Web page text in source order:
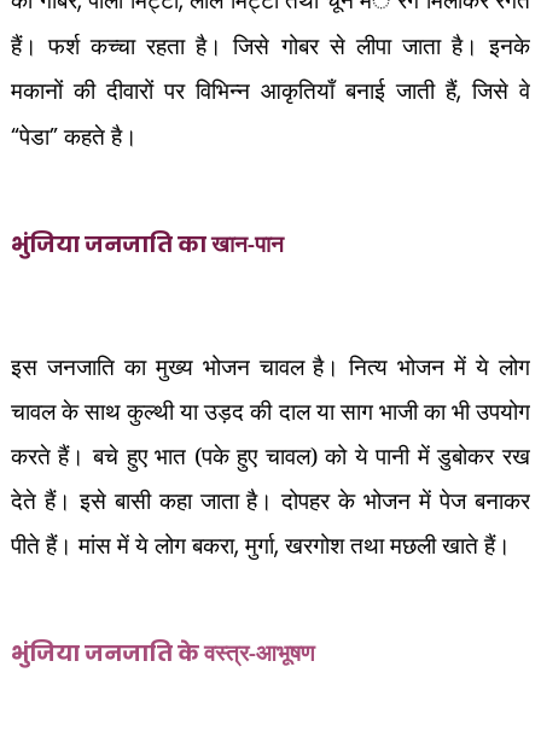
हैं। फर्श कच्चा रहता है। जिसे गोबर से लीपा जाता है। इनके
मकानों की दीवारों पर विभिन्न आकृतियाँ बनाई जाती हैं,जिसे वे
“पेडा”कहते है।
भुंजिया जनजातिकाखान-पान
इस जनजाति का मुख्य भोजन चावल है। नित्य भोजन में ये लोग
चावल के साथ कुल्थी या उड़द की दाल या साग भाजी का भी उपयोग
करते हैं। बचे हुए भात (पके हुए चावल) को ये पानी में डुबोकर रख
देते हैं। इसे बासी कहा जाता है। दोपहर के भोजन में पेज बनाकर
पीते हैं। मांस में ये लोग बकरा,मुर्गा,खरगोश तथा मछली खाते हैं।
भुंजिया जनजाति केवस्त्र-आभूषण